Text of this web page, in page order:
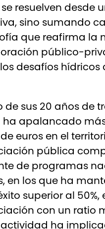
resuelven desde
sino sumando
que reafirma la
público-
desafíos hídricos
de sus 20 años de
apalancado
euros en el
pública
de programas
en los que ha
superior al
con un ratio
actividad ha